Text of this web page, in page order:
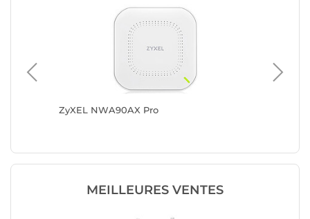
ZyXEL NWA90AX Pro
MEILLEURES VENTES